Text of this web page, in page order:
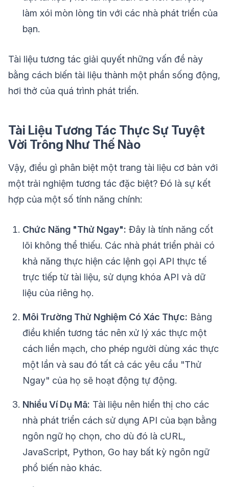
làm xói mòn lòng tin với các nhà phát triển của
bạn.
Tài liệu tương tác giải quyết những vấn đề này
bằng cách biến tài liệu thành một phần sống động,
hơi thở của quá trình phát triển.
Tài Liệu Tương Tác Thực Sự Tuyệt
Vời Trông Như Thế Nào
Vậy, điều gì phân biệt một trang tài liệu cơ bản với
một trải nghiệm tương tác đặc biệt? Đó là sự kết
hợp của một số tính năng chính:
Chức Năng "Thử Ngay": Đây là tính năng cốt
lõi không thể thiếu. Các nhà phát triển phải có
khả năng thực hiện các lệnh gọi API thực tế
trực tiếp từ tài liệu, sử dụng khóa API và dữ
liệu của riêng họ.
Môi Trường Thử Nghiệm Có Xác Thực: Bảng
điều khiển tương tác nên xử lý xác thực một
cách liền mạch, cho phép người dùng xác thực
một lần và sau đó tất cả các yêu cầu "Thử
Ngay" của họ sẽ hoạt động tự động.
Nhiều Ví Dụ Mã: Tài liệu nên hiển thị cho các
nhà phát triển cách sử dụng API của bạn bằng
ngôn ngữ họ chọn, cho dù đó là cURL,
JavaScript, Python, Go hay bất kỳ ngôn ngữ
phổ biến nào khác.